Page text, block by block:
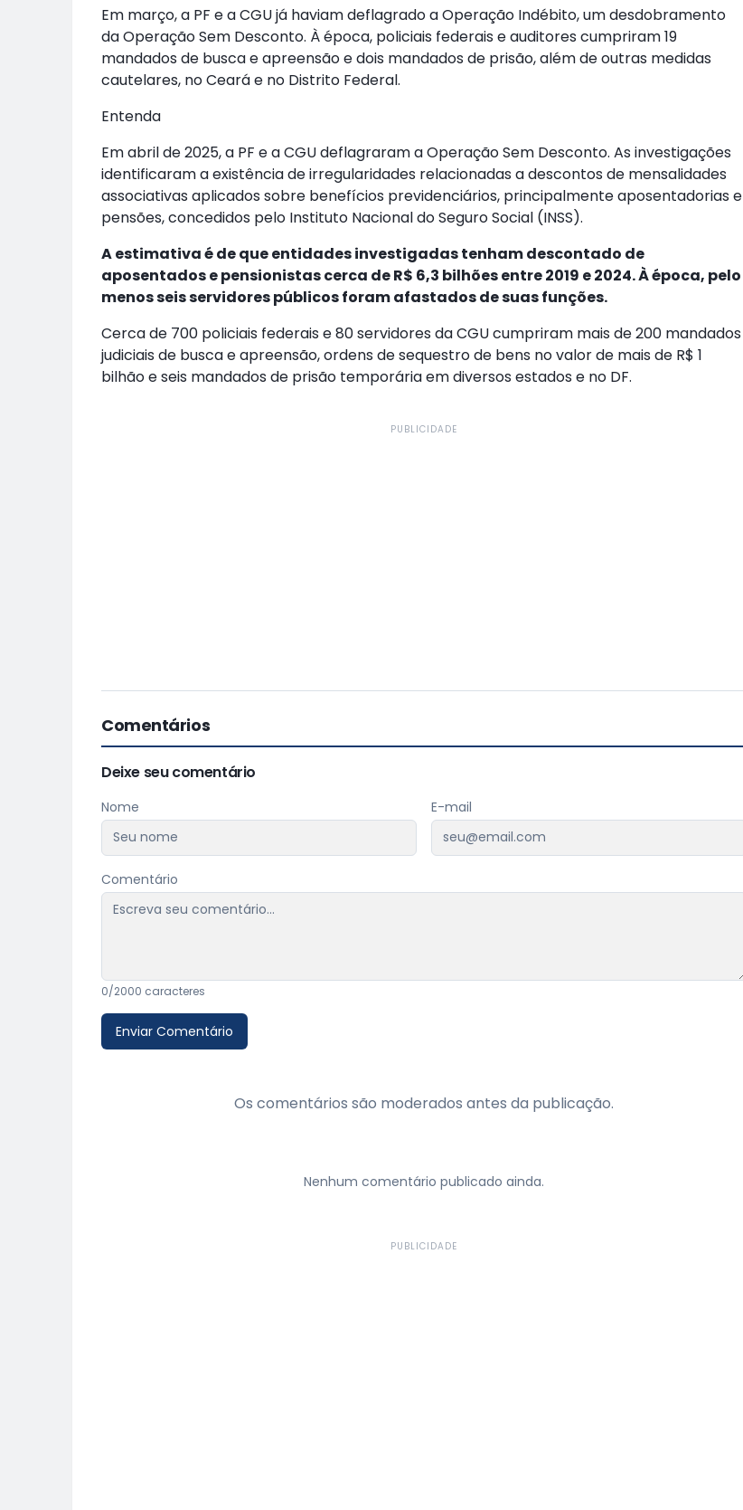
Em março, a PF e a CGU já haviam deflagrado a Operação Indébito, um desdobramento
da Operação Sem Desconto. À época, policiais federais e auditores cumpriram 19
mandados de busca e apreensão e dois mandados de prisão, além de outras medidas
cautelares, no Ceará e no Distrito Federal.
Entenda
Em abril de 2025, a PF e a CGU deflagraram a Operação Sem Desconto. As investigações
identificaram a existência de irregularidades relacionadas a descontos de mensalidades
associativas aplicados sobre benefícios previdenciários, principalmente aposentadorias e
pensões, concedidos pelo Instituto Nacional do Seguro Social (INSS).
A estimativa é de que entidades investigadas tenham descontado de
aposentados e pensionistas cerca de R$ 6,3 bilhões entre 2019 e 2024. À época, pelo
menos seis servidores públicos foram afastados de suas funções.
Cerca de 700 policiais federais e 80 servidores da CGU cumpriram mais de 200 mandados
judiciais de busca e apreensão, ordens de sequestro de bens no valor de mais de R$ 1
bilhão e seis mandados de prisão temporária em diversos estados e no DF.
PUBLICIDADE
Comentários
Deixe seu comentário
Nome E-mail
Comentário
0/2000 caracteres
Enviar Comentário
Os comentários são moderados antes da publicação.
Nenhum comentário publicado ainda.
PUBLICIDADE